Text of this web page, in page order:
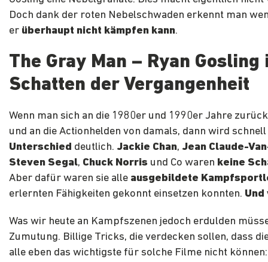
Doch dank der roten Nebelschwaden erkennt man
er überhaupt nicht kämpfen kann.
The Gray Man – Ryan Gosling
Schatten der Vergangenheit
Wenn man sich an die 1980er und 1990er Jahre
und an die Actionhelden von damals, dann wird
Unterschied deutlich. Jackie Chan, Jean Claude-
Steven Segal, Chuck Norris und Co waren keine
Aber dafür waren sie alle ausgebildete
erlernten Fähigkeiten gekonnt einsetzen konnten.
Was wir heute an Kampfszenen jedoch erdulden
Zumutung. Billige Tricks, die verdecken sollen, dass
alle eben das wichtigste für solche Filme nicht können: